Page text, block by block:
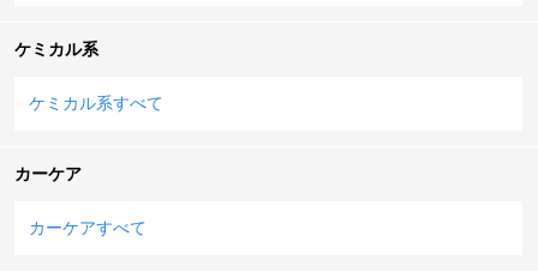
ケミカル系
ケミカル系すべて
カーケア
カーケアすべて